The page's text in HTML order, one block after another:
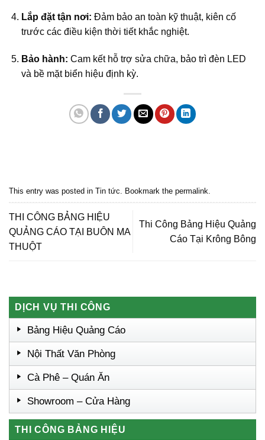
Lắp đặt tận nơi: Đảm bảo an toàn kỹ thuật, kiên cố
trước các điều kiện thời tiết khắc nghiệt.
Bảo hành: Cam kết hỗ trợ sửa chữa, bảo trì đèn LED
và bề mặt biển hiệu định kỳ.
This entry was posted in Tin tức . Bookmark the permalink
THI CÔNG BẢNG HIỆU
QUẢNG CÁO TẠI BUÔN MA
THUỘT
Thi Công Bảng Hiệu Quảng
Cáo Tại Krông Bông
DỊCH VỤ THI CÔNG
Bảng Hiệu Quảng Cáo
Nội Thất Văn Phòng
Cà Phê – Quán Ăn
Showroom – Cửa Hàng
THI CÔNG BẢNG HIỆU